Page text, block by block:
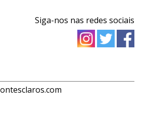
Siga-nos nas redes sociais